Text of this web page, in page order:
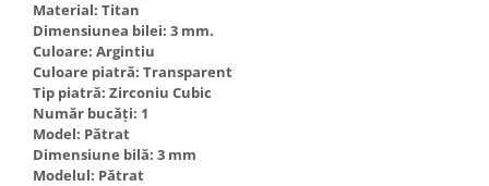
Material: Titan
Dimensiunea bilei: 3 mm.
Culoare: Argintiu
Culoare piatră: Transparent
Tip piatră: Zirconiu Cubic
Număr bucăți: 1
Model: Pătrat
Dimensiune bilă: 3 mm
Modelul: Pătrat